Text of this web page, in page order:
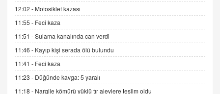
DR. EKREM ASLAN
Gerçek Ne, Algı Ne? "Beraber Yürüyoruz"
Cümlesinin Peşinden
19.07.2025 12:45
GÖNÜL MENEKŞE
Şifacının Yolu
04.11.2025 12:56
12:02 - Motosiklet kazası
11:55 - Feci kaza
11:51 -Sulama kanalında can verdi
11:46 - Kayıp kişi serada ölü bulundu
11:41 - Feci kaza
11:23 - Düğünde kavga: 5 yaralı
11:18 - Nargile kömürü yüklü tır alevlere teslim oldu